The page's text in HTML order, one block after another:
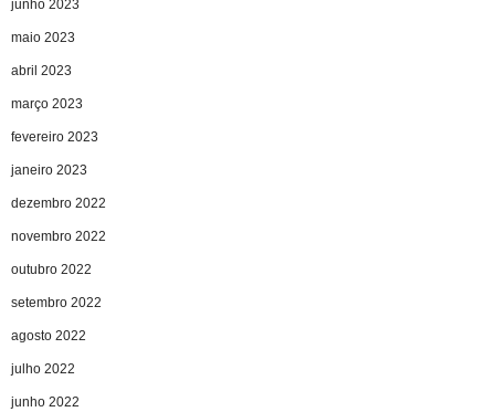
junho 2023
maio 2023
abril 2023
março 2023
fevereiro 2023
janeiro 2023
dezembro 2022
novembro 2022
outubro 2022
setembro 2022
agosto 2022
julho 2022
junho 2022